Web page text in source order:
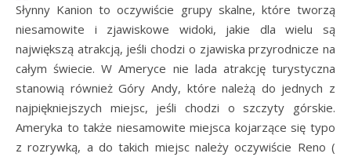
Słynny Kanion to oczywiście grupy skalne, które tworzą
niesamowite i zjawiskowe widoki, jakie dla wielu są
największą atrakcją, jeśli chodzi o zjawiska przyrodnicze na
całym świecie. W Ameryce nie lada atrakcję turystyczna
stanowią również Góry Andy, które należą do jednych z
najpiękniejszych miejsc, jeśli chodzi o szczyty górskie.
Ameryka to także niesamowite miejsca kojarzące się typo
z rozrywką, a do takich miejsc należy oczywiście Reno (